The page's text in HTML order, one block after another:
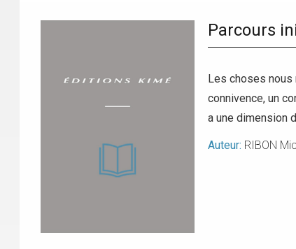
Parcours
Les choses nous
connivence, un
a une dimension
Auteur: RIBON